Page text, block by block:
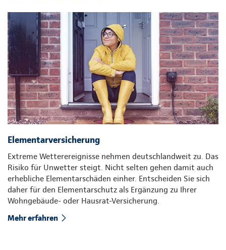
Elementarversicherung
Extreme Wetterereignisse nehmen deutschlandweit zu. Das
Risiko für Unwetter steigt. Nicht selten gehen damit auch
erhebliche Elementarschäden einher. Entscheiden Sie sich
daher für den Elementarschutz als Ergänzung zu Ihrer
Wohngebäude- oder Hausrat-Versicherung.
Mehr erfahren